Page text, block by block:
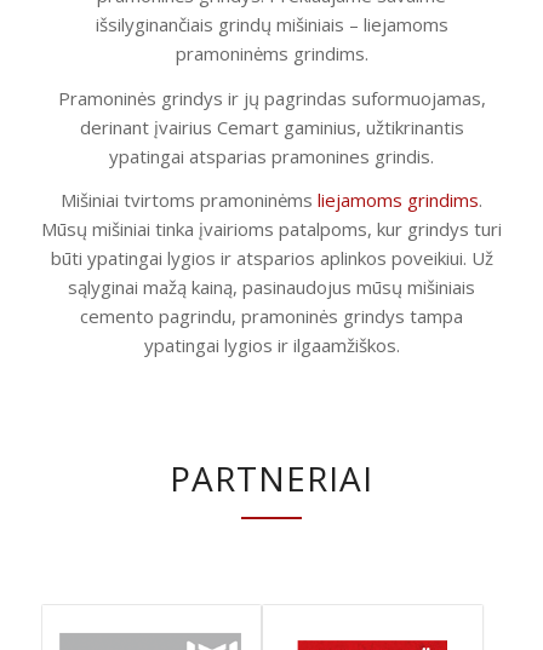
išsilyginančiais grindų mišiniais – liejamoms
pramoninėms grindims.
Pramoninės grindys ir jų pagrindas suformuojamas,
derinant įvairius Cemart gaminius, užtikrinantis
ypatingai atsparias pramonines grindis.
Mišiniai tvirtoms pramoninėms liejamoms grindims.
Mūsų mišiniai tinka įvairioms patalpoms, kur grindys turi
būti ypatingai lygios ir atsparios aplinkos poveikiui. Už
sąlyginai mažą kainą, pasinaudojus mūsų mišiniais
cemento pagrindu, pramoninės grindys tampa
ypatingai lygios ir ilgaamžiškos.
PARTNERIAI